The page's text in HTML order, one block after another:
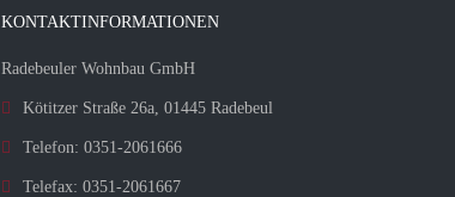
KONTAKTINFORMATIONEN
Radebeuler Wohnbau GmbH
Kötitzer Straße 26a, 01445 Radebeul
Telefon: 0351-2061666
Telefax: 0351-2061667